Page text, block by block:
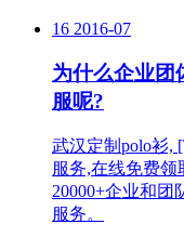
16 2016-07
为什么企业团
服呢?
武汉定制polo衫,
服务,在线免费领
20000+企业和团
服务。